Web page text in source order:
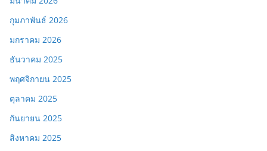
กุมภาพันธ์ 2026
มกราคม 2026
ธันวาคม 2025
พฤศจิกายน 2025
ตุลาคม 2025
กันยายน 2025
สิงหาคม 2025